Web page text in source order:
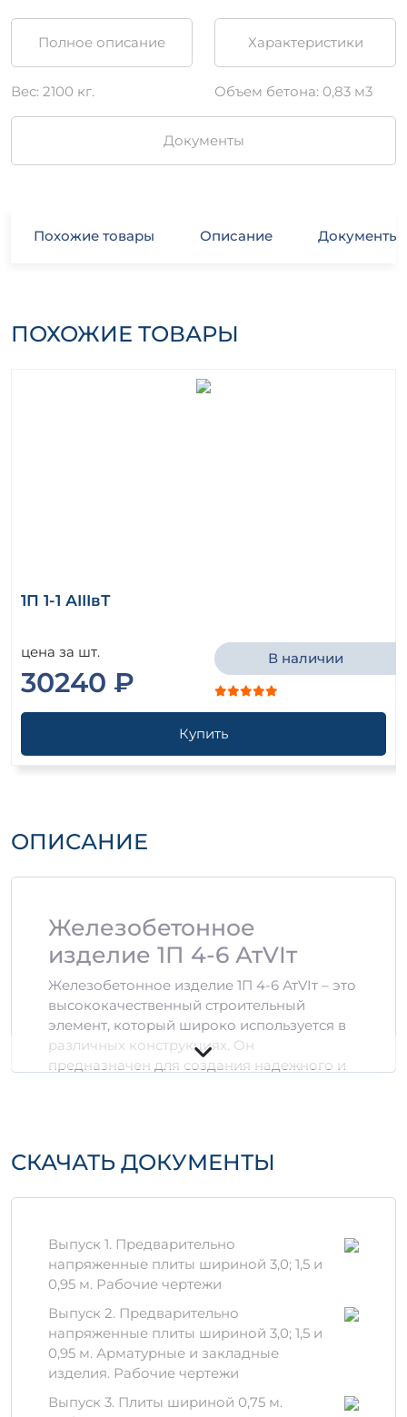
Полное описание Характеристики
Вес: 2100 кг. Объем бетона: 0,83 м3
Документы
Похожие товары Описание Документы
ПОХОЖИЕ ТОВАРЫ
1П 1-1 АIIIвТ
цена за шт.
30240 ₽
В наличии
Купить
ОПИСАНИЕ
Железобетонное
изделие 1П 4-6 АтVIт
Железобетонное изделие 1П 4-6 АтVIт – это
высококачественный строительный
элемент, который широко используется в
различных конструкциях. Он
предназначен для создания надежного и
Технические
Материал:железобетон с
добавлением АтVIт для повышения
прочности.
размеры изделия
соответствуют стандартам, что
упрощает его интеграцию в проект.
Марка бетона:Б120, что обеспечивает
отличные эксплуатационные
характеристики.
СКАЧАТЬ ДОКУМЕНТЫ
Выпуск 1. Предварительно
напряженные плиты шириной 3,0; 1,5 и
0,95 м. Рабочие чертежи
Выпуск 2. Предварительно
напряженные плиты шириной 3,0; 1,5 и
0,95 м. Арматурные и закладные
изделия. Рабочие чертежи
Выпуск 3. Плиты шириной 0,75 м.